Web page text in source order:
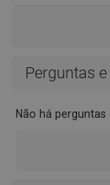
Perguntas
Não há perguntas